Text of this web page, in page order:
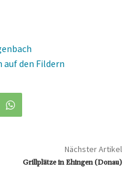
auf den Fildern
Nächster Artikel
Grillplätze in Ehingen (Donau)